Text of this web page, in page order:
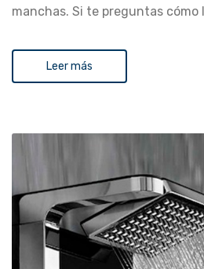
manchas. Si te preguntas cómo
Leer más